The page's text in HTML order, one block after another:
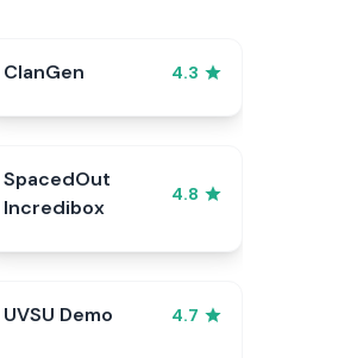
ClanGen 4.3
SpacedOut
Incredibox
4.8
UVSU Demo 4.7